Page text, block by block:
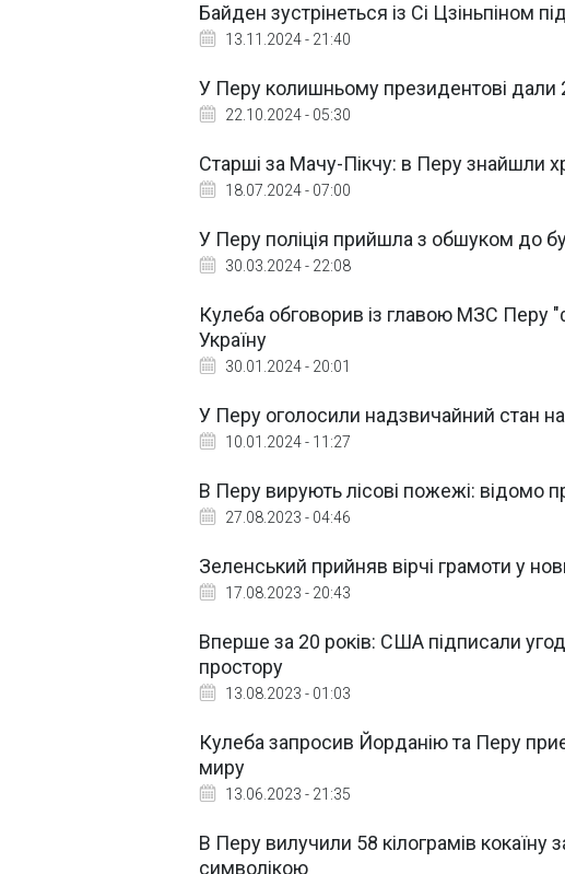
Байден зустрінеться із Сі Цзіньпіном
13.11.2024 - 21:40
У Перу колишньому президентові дали
22.10.2024 - 05:30
Старші за Мачу-Пікчу: в Перу знайшли
18.07.2024 - 07:00
У Перу поліція прийшла з обшуком до
30.03.2024 - 22:08
Кулеба обговорив із главою МЗС Перу
Україну
30.01.2024 - 20:01
У Перу оголосили надзвичайний стан
10.01.2024 - 11:27
В Перу вирують лісові пожежі: відомо
27.08.2023 - 04:46
Зеленський прийняв вірчі грамоти у
17.08.2023 - 20:43
Вперше за 20 років: США підписали
простору
13.08.2023 - 01:03
Кулеба запросив Йорданію та Перу
миру
13.06.2023 - 21:35
В Перу вилучили 58 кілограмів кокаїну
символікою